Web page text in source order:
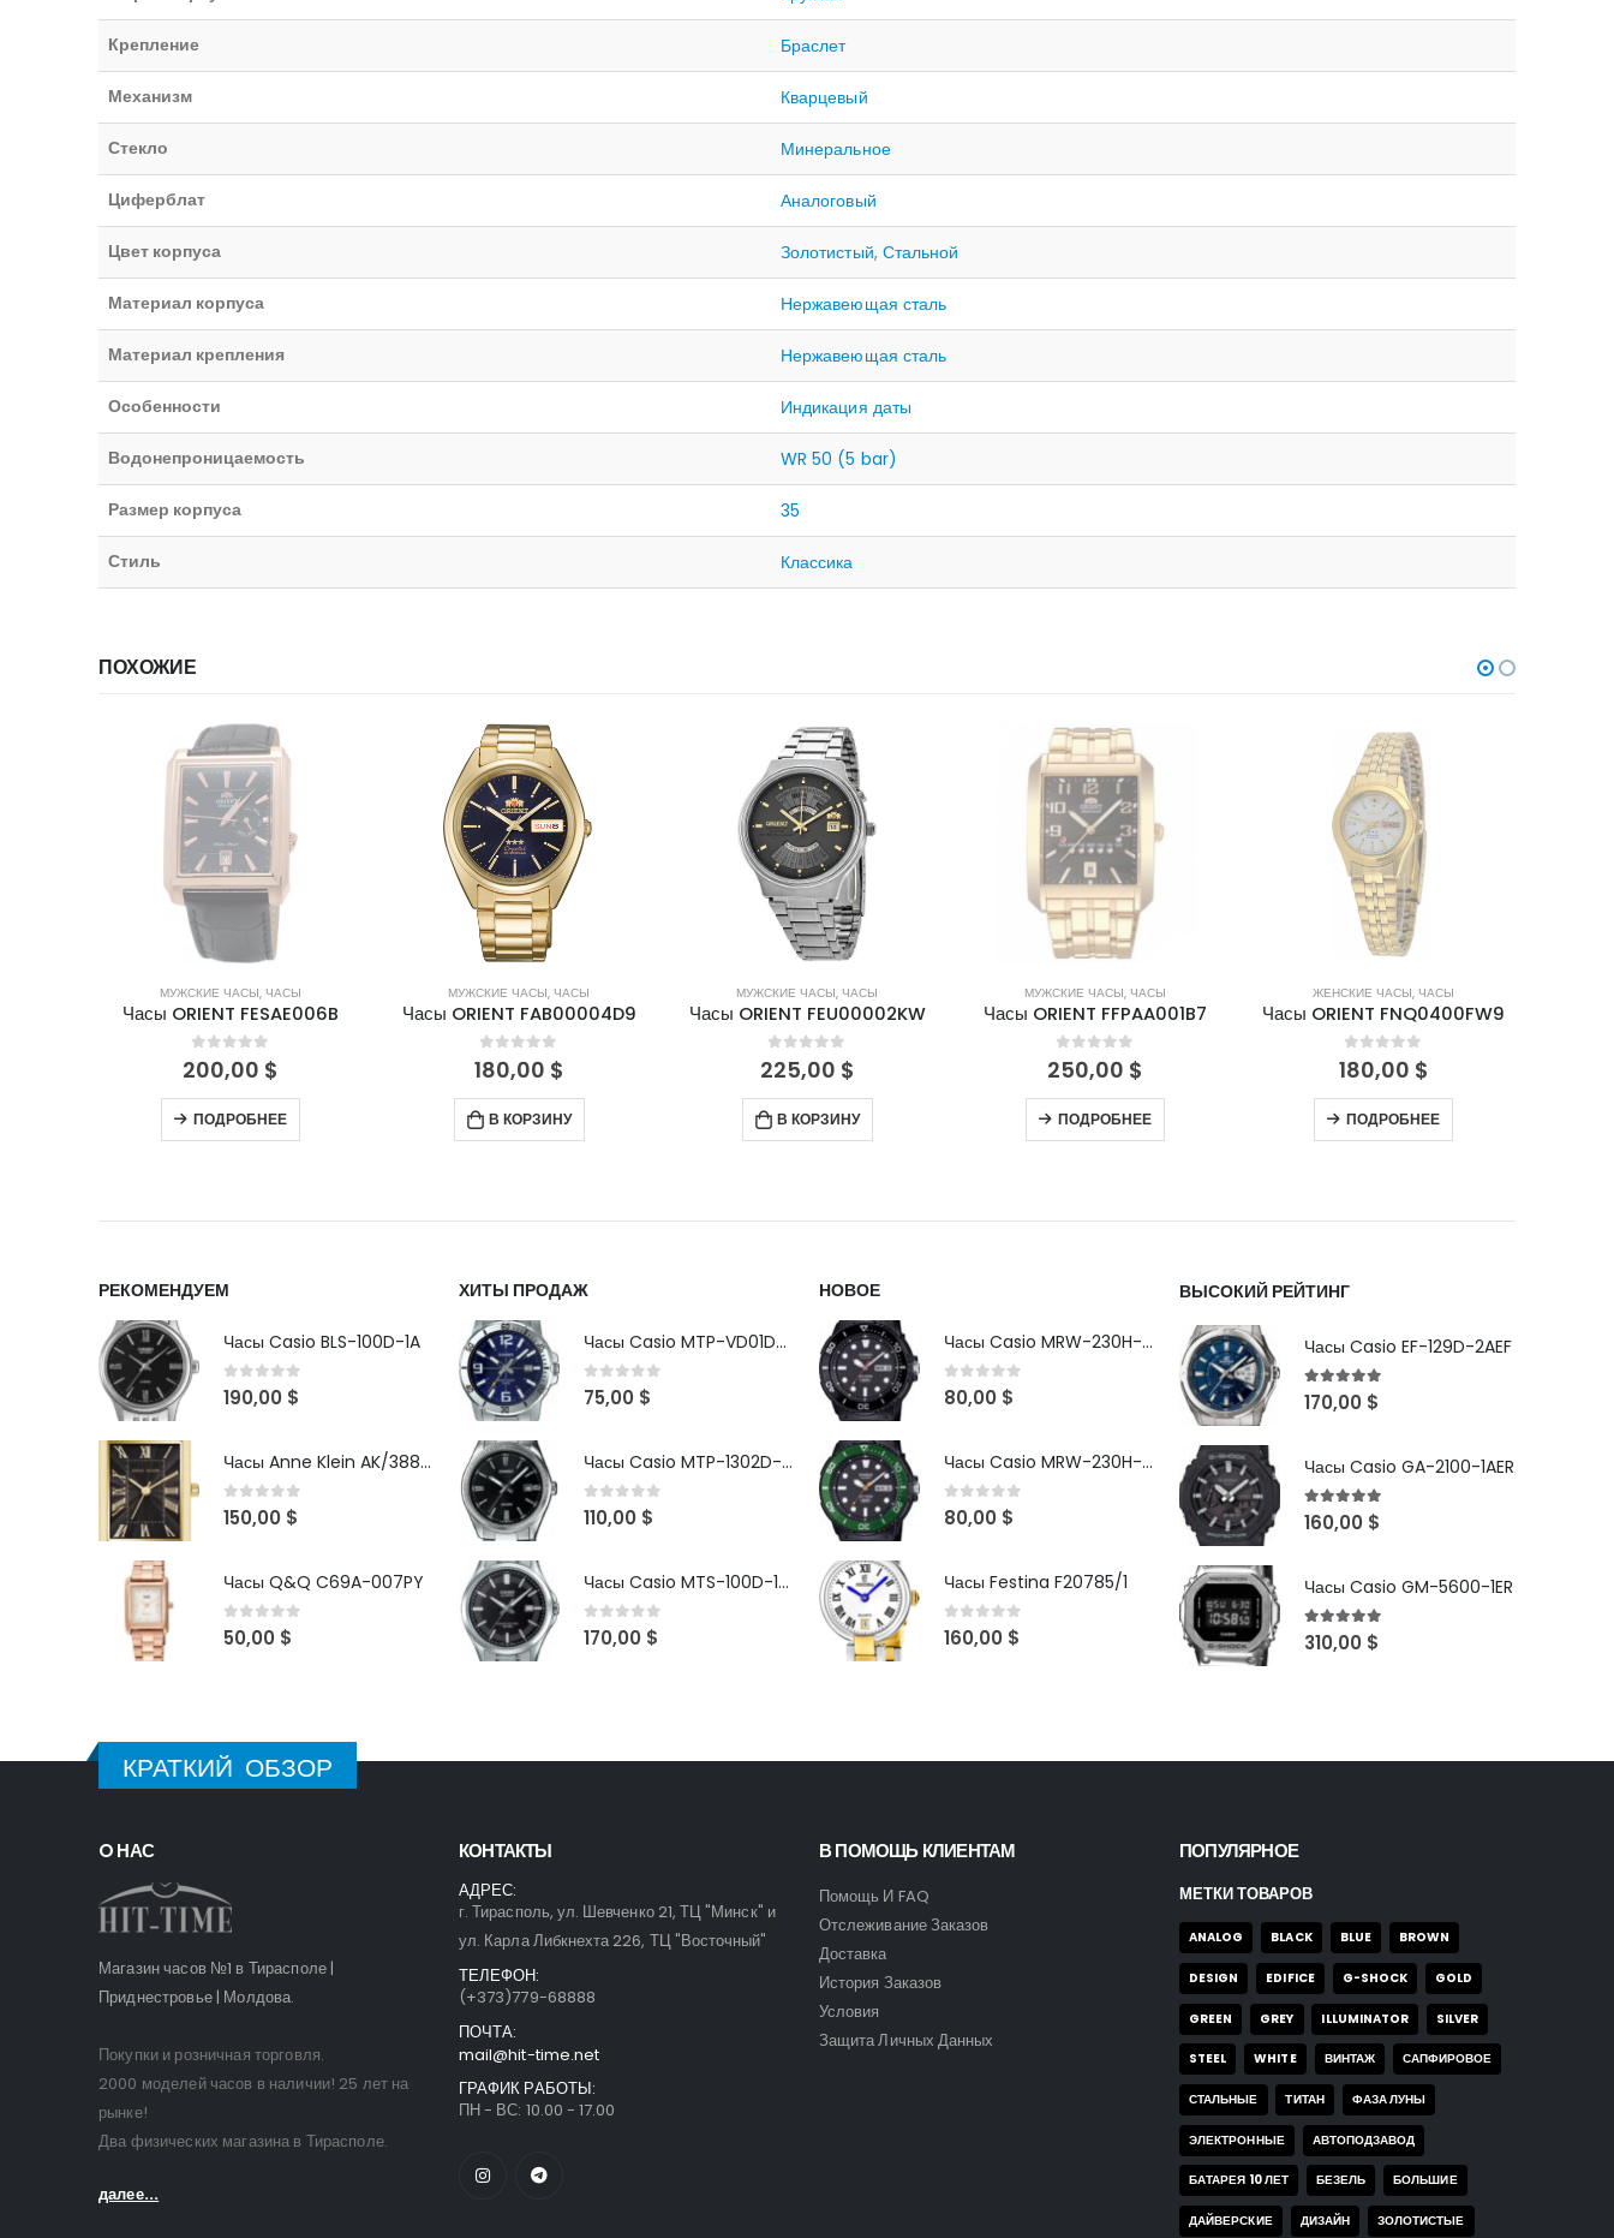
Крепление Браслет
Механизм Кварцевый
Стекло Минеральное
Циферблат Аналоговый
Цвет корпуса Золотистый, Стальной
Материал корпуса Нержавеющая сталь
Материал крепления Нержавеющая сталь
Особенности Индикация даты
Водонепроницаемость WR 50 (5 bar)
Размер корпуса 35
Стиль Классика
ПОХОЖИЕ
НЕТ В НАЛИЧИИ
МУЖСКИЕ ЧАСЫ, ЧАСЫ
Часы ORIENT FESAE006B
0out of 5
200,00 $
ПОДРОБНЕЕ
МУЖСКИЕ ЧАСЫ, ЧАСЫ
Часы ORIENT FAB00004D9
0out of 5
180,00 $
В КОРЗИНУ
МУЖСКИЕ ЧАСЫ, ЧАСЫ
Часы ORIENT FEU00002KW
0out of 5
225,00 $
В КОРЗИНУ
НЕТ В НАЛИЧИИ
МУЖСКИЕ ЧАСЫ, ЧАСЫ
Часы ORIENT FFPAA001B7
0out of 5
250,00 $
ПОДРОБНЕЕ
НЕТ В НАЛИЧИИ
ЖЕНСКИЕ ЧАСЫ, ЧАСЫ
Часы ORIENT FNQ0400FW9
0out of 5
180,00 $
ПОДРОБНЕЕ
РЕКОМЕНДУЕМ
Часы Casio BLS-100D-1A
0out of 5
190,00 $
Часы Anne Klein AK/3882BKGB
0out of 5
150,00 $
Часы Q&Q C69A-007PY
0out of 5
50,00 $
ХИТЫ ПРОДАЖ
Часы Casio MTP-VD01D-2B
0out of 5
75,00 $
Часы Casio MTP-1302D-1A1VDF
0out of 5
110,00 $
Часы Casio MTS-100D-1AV
0out of 5
170,00 $
НОВОЕ
Часы Casio MRW-230H-1E1VDF
0out of 5
80,00 $
Часы Casio MRW-230H-1E3VDF
0out of 5
80,00 $
Часы Festina F20785/1
0out of 5
160,00 $
ВЫСОКИЙ РЕЙТИНГ
Часы Casio EF-129D-2AEF
5out of 5
170,00 $
Часы Casio GA-2100-1AER
5out of 5
160,00 $
Часы Casio GM-5600-1ER
5out of 5
310,00 $
КРАТКИЙ ОБЗОР
O НАС
Магазин часов №1 в Тирасполе |
Приднестровье | Молдова.
Покупки и розничная торговля.
2000 моделей часов в наличии! 25 лет на
рынке!
Два физических магазина в Тирасполе.
далее...
КОНТАКТЫ
АДРЕС:
г. Тирасполь, ул. Шевченко 21, ТЦ "Минск" и
ул. Карла Либкнехта 226, ТЦ "Восточный"
ТЕЛЕФОН:
(+373)779-68888
ПОЧТА:
mail@hit-time.net
ГРАФИК РАБОТЫ:
ПН - ВС: 10.00 - 17.00
В ПОМОЩЬ КЛИЕНТАМ
Помощь И FAQ
Отслеживание Заказов
Доставка
История Заказов
Условия
Защита Личных Данных
ПОПУЛЯРНОЕ
МЕТКИ ТОВАРОВ
ANALOG BLACK BLUE BROWN
DESIGN EDIFICE G-SHOCK GOLD
GREEN GREY ILLUMINATOR SILVER
STEEL WHITE ВИНТАЖ САПФИРОВОЕ
СТАЛЬНЫЕ ТИТАН ФАЗА ЛУНЫ
ЭЛЕКТРОННЫЕ АВТОПОДЗАВОД
БАТАРЕЯ 10 ЛЕТ БЕЗЕЛЬ БОЛЬШИЕ
ДАЙВЕРСКИЕ ДИЗАЙН ЗОЛОТИСТЫЕ